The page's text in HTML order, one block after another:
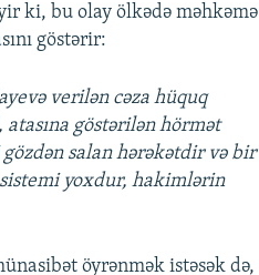
ki, bu olay ölkədə məhkəmə
göstərir:
verilən cəza hüquq
göstərilən hörmət
salan hərəkətdir və bir
yoxdur, hakimlərin
öyrənmək istəsək də,